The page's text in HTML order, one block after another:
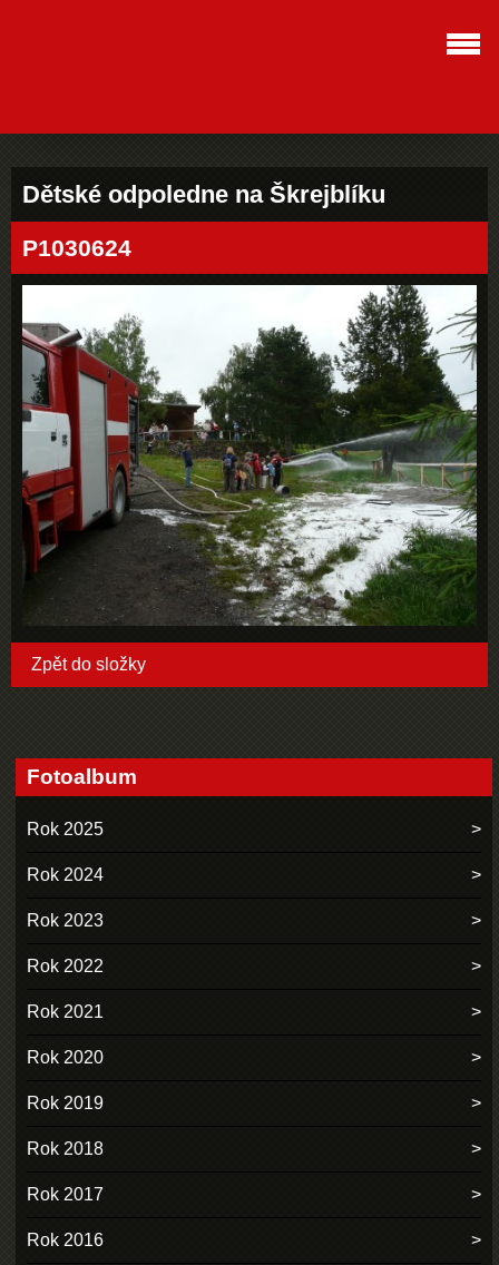
Dětské odpoledne na Škrejblíku
P1030624
Zpět do složky
Fotoalbum
Rok 2025
Rok 2024
Rok 2023
Rok 2022
Rok 2021
Rok 2020
Rok 2019
Rok 2018
Rok 2017
Rok 2016